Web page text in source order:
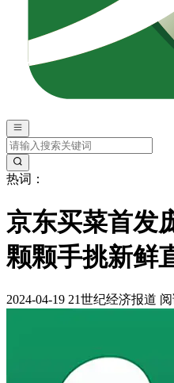
热词：
京东买菜首发
颗颗手挑新鲜
2024-04-19 21世纪经济报道